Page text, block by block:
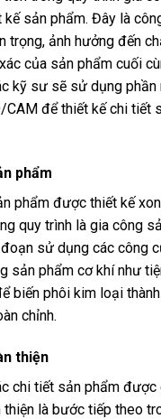
kế sản phẩm. Đây là
trọng, ảnh hưởng đến
của sản phẩm cuối
kỹ sư sẽ sử dụng phần
CAM để thiết kế chi tiết
phẩm
phẩm được thiết kế
quy trình là gia công
sử dụng các công
sản phẩm cơ khí như
biến phôi kim loại
chỉnh.
thiện
chi tiết sản phẩm được
thiện là bước tiếp theo